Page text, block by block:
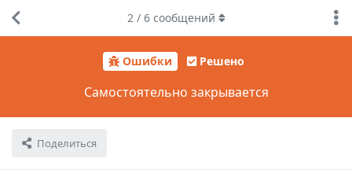
Ошибки Решено
Самостоятельно закрывается
Поделиться
2/ 6сообщений